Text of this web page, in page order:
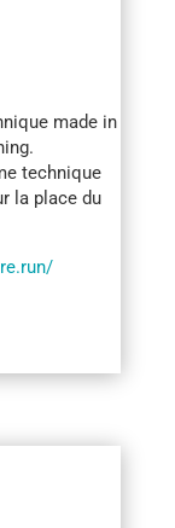
made in
technique
la place du